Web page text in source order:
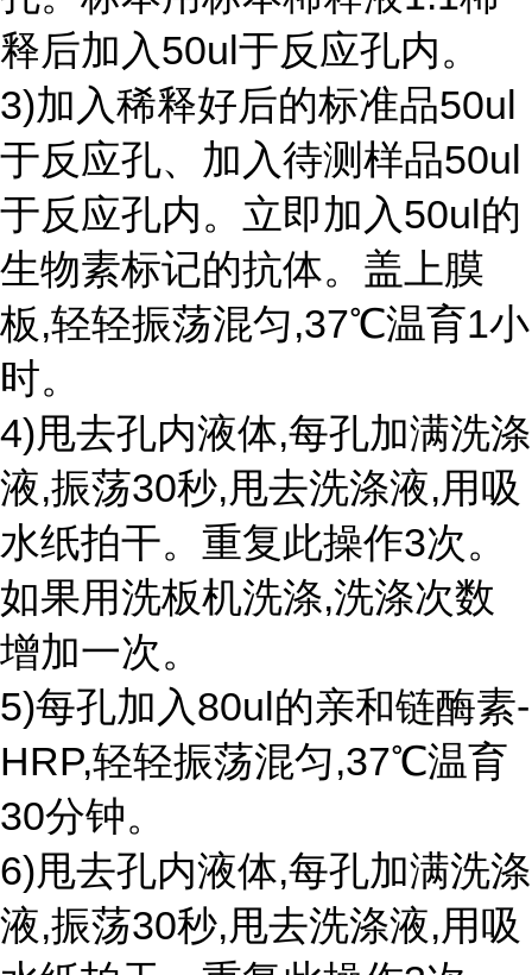
释后加入50ul于反应孔内。
3)加入稀释好后的标准品50ul
于反应孔、加入待测样品50ul
于反应孔内。立即加入50ul的
生物素标记的抗体。盖上膜
板,轻轻振荡混匀,37℃温育1小
时。
4)甩去孔内液体,每孔加满洗涤
液,振荡30秒,甩去洗涤液,用吸
水纸拍干。重复此操作3次。
如果用洗板机洗涤,洗涤次数
增加一次。
5)每孔加入80ul的亲和链酶素-
HRP,轻轻振荡混匀,37℃温育
30分钟。
6)甩去孔内液体,每孔加满洗涤
液,振荡30秒,甩去洗涤液,用吸